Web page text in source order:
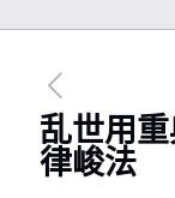
乱世用
律峻法